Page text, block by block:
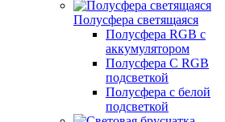
Полусфера светящаяся
Полусфера RGB с
аккумулятором
Полусфера С RGB
подсветкой
Полусфера с белой
подсветкой